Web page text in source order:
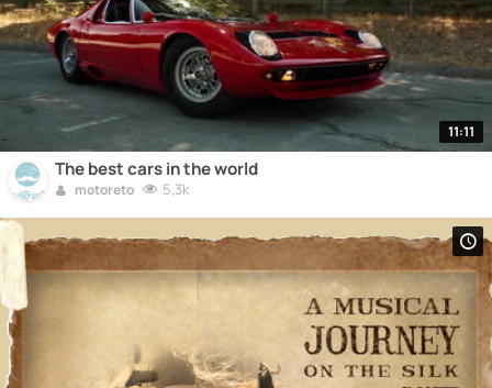
11:11
The best cars in the world
motoreto 5,3k